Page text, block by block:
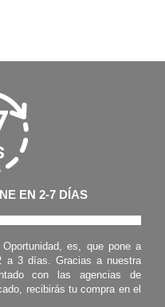
EN 2-7 DÍAS
es, que pone a
a 3 días. Gracias a nuestra
con las agencias de
recibirás tu compra en el